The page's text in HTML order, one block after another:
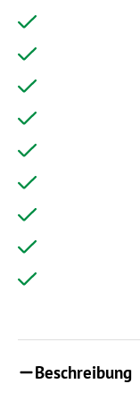
Beschreibung